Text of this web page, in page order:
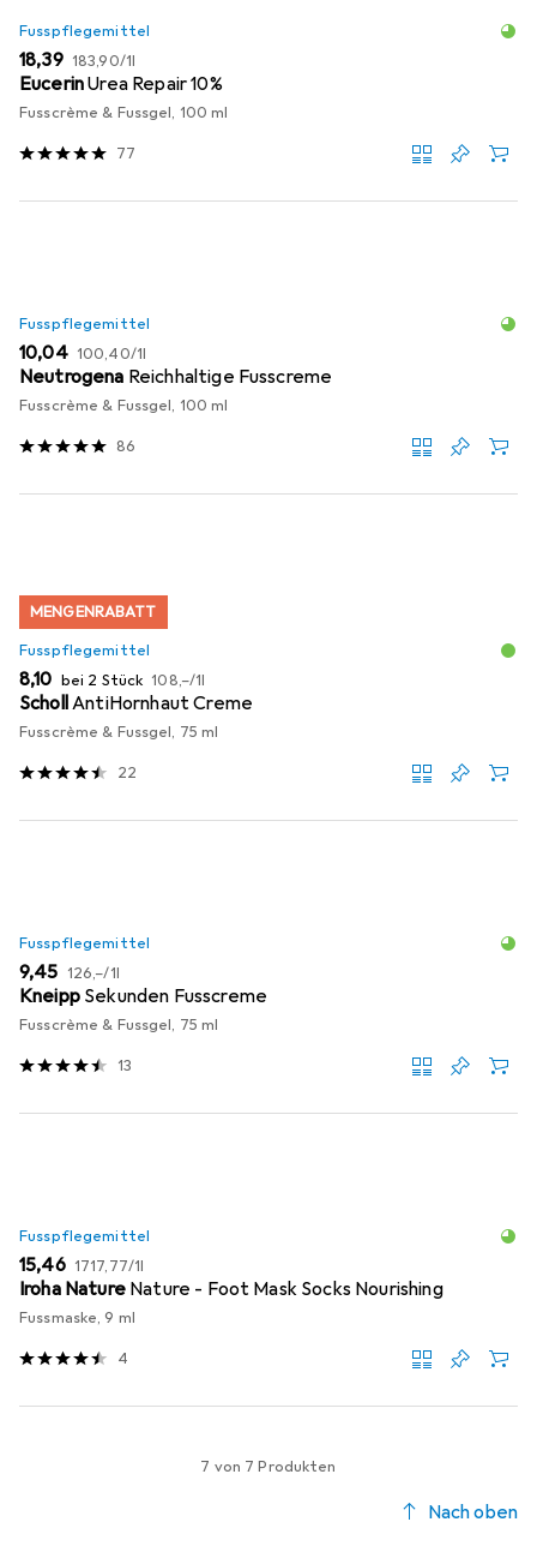
Fusspflegemittel
EUR
18,39 EUR
183,90/1l
EucerinUrea Repair 10%
Fusscrème & Fussgel, 100 ml
77
Fusspflegemittel
EUR
10,04 EUR
100,40/1l
Neutrogena Reichhaltige Fusscreme
Fusscrème & Fussgel, 100 ml
86
MENGENRABATT
Fusspflegemittel
EUR
8,10 bei 2 Stück EUR
108,–/1l
SchollAntiHornhaut Creme
Fusscrème & Fussgel, 75 ml
22
Fusspflegemittel
EUR
9,45 EUR
126,–/1l
Kneipp Sekunden Fusscreme
Fusscrème & Fussgel, 75 ml
13
Fusspflegemittel
EUR
15,46 EUR
1717,77/1l
Iroha Nature Nature - Foot Mask Socks Nourishing
Fussmaske, 9 ml
4
7 von 7 Produkten
Nach oben